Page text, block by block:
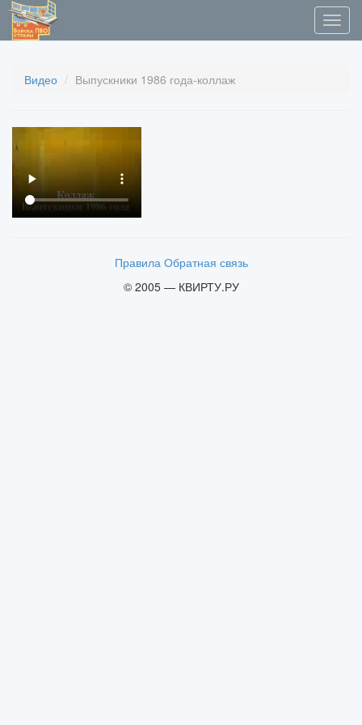
Видео Выпускники 1986 года-коллаж
Правила Обратная связь
© 2005 — КВИРТУ.РУ